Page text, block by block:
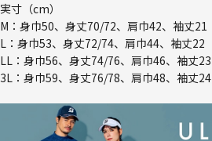
実寸（cm）
M：身巾50、身丈70/72、肩巾42、袖丈21
L：身巾53、身丈72/74、肩巾44、袖丈22
LL：身巾56、身丈74/76、肩巾46、袖丈23
3L：身巾59、身丈76/78、肩巾48、袖丈24